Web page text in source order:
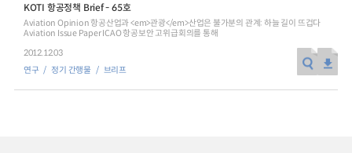
spacing:-1.0pt＂>. /span>/span>/span>br /> span style=＂text-autospace:none
＂>span style=＂font-family:KoPub바탕체 Light＂>span style=＂letter-
spacing:-0.3pt＂>지역 유형과 교통 현안 대응하기 위해 수요응답형 교통수단이 서비스
대안으로 적합한지에 대한 도입 타당성 검토/span>/span>span lang=＂EN-US＂ style=
＂font-family:KoPub바탕체 Light＂>span style=＂letter-spacing:-1.0pt＂>,
/span>/span>span style=＂font-family:KoPub바탕체 Light＂>span style=＂
letter-spacing:-0.3pt＂>합리적인 서비스 운영모델 탐색/span>/span>span lang=＂
EN-US＂ style=＂font-family:KoPub바탕체 Light＂>span style=＂letter-
spacing:-1.0pt＂>, /span>/span>span style=＂font-family:KoPub바탕체 Light＂
KOTI 항공정책 Brief - 65호
Aviation Opinion 항공산업과 <em>관광</em>산업은 불가분의 관계: 하늘 길이 뜨겁다
Aviation Issue Paper ICAO 항공보안 고위급회의를 통해
2012.12.03
연구
정기 간행물 브리프